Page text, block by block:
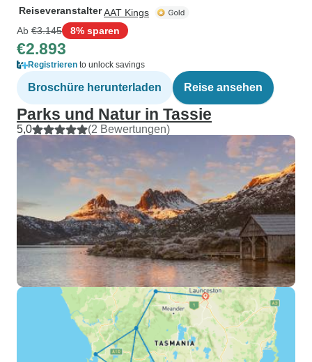
ReiseveranstalterAAT Kings
Ab €3.145 8% sparen
€2.893
Registrieren to unlock savings
Broschüre herunterladen Reise ansehen
Parks und Natur in Tassie
5,0 (2 Bewertungen)